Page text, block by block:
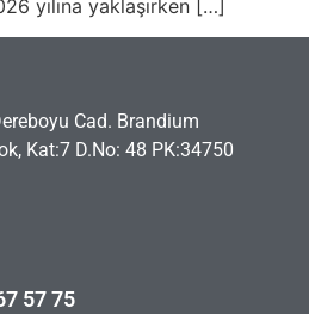
yılına yaklaşırken […]
Cad. Brandium
Kat:7 D.No: 48 PK:34750
57 75